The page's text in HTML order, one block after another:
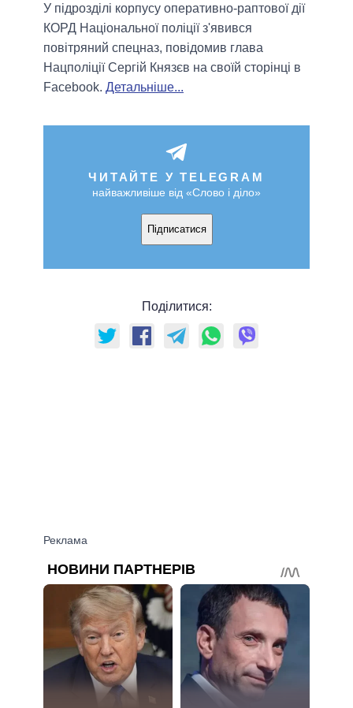
У підрозділі корпусу оперативно-раптової дії
КОРД Національної поліції з'явився
повітряний спецназ, повідомив глава
Нацполіції Сергій Князєв на своїй сторінці в
Facebook. Детальніше...
ЧИТАЙТЕ У TELEGRAM
найважливіше від «Слово і діло»
Підписатися
Поділитися: